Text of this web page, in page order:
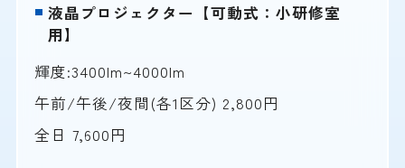
液晶プロジェクター【可動式：小研修室
用】
輝度:3400lm~4000lm
午前/午後/夜間(各1区分) 2,800円
全日 7,600円